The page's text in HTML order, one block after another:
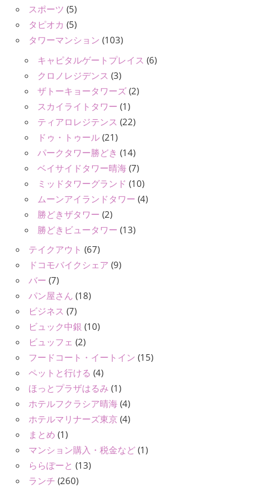
スポーツ (5)
タピオカ (5)
タワーマンション (103)
キャピタルゲートプレイス (6)
クロノレジデンス (3)
ザトーキョータワーズ (2)
スカイライトタワー (1)
ティアロレジテンス (22)
ドゥ・トゥール (21)
パークタワー勝どき (14)
ベイサイドタワー晴海 (7)
ミッドタワーグランド (10)
ムーンアイランドタワー (4)
勝どきザタワー (2)
勝どきビュータワー (13)
テイクアウト (67)
ドコモバイクシェア (9)
バー (7)
パン屋さん (18)
ビジネス (7)
ビュック中銀 (10)
ビュッフェ (2)
フードコート・イートイン (15)
ペットと行ける (4)
ほっとプラザはるみ (1)
ホテルフクラシア晴海 (4)
ホテルマリナーズ東京 (4)
まとめ (1)
マンション購入・税金など (1)
ららぽーと (13)
ランチ (260)